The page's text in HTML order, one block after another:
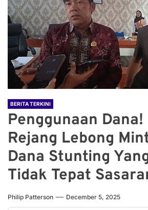
BERITA TERKINI
Penggunaan Dana!
Rejang Lebong
Dana Stunting
Tidak Tepat
Philip Patterson December 5, 2025